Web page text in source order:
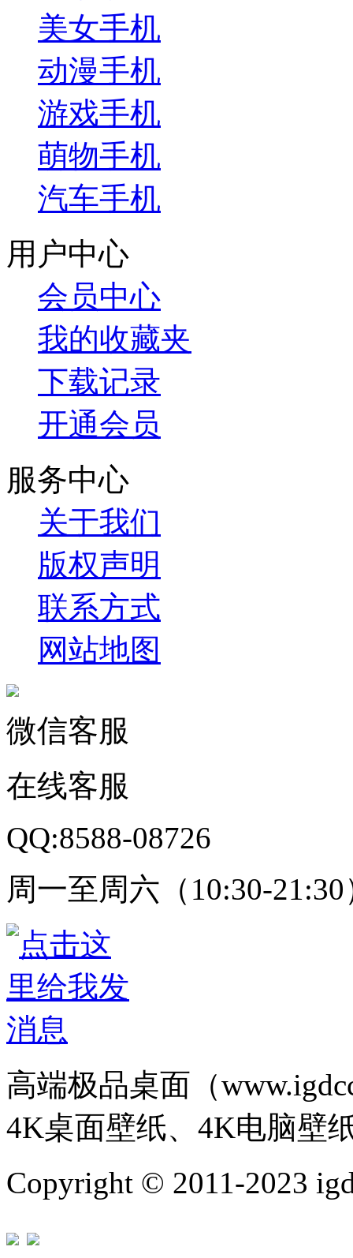
美女手机
动漫手机
游戏手机
萌物手机
汽车手机
用户中心
会员中心
我的收藏夹
下载记录
开通会员
服务中心
关于我们
版权声明
联系方式
网站地图
微信客服
在线客服
QQ:8588-08726
周一至周六（10:30-21:30
高端极品桌面（
4K桌面壁纸、4K电脑壁
Copyright © 2011-2023